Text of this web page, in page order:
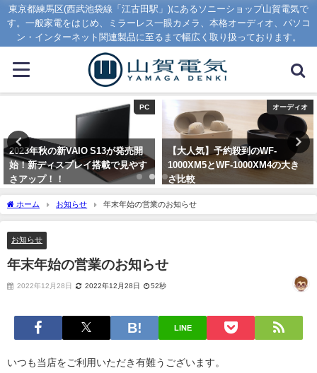
東京都練馬区(西武池袋線「江古田駅」)にあるソニーショップ山賀電気で
す。一般家電をはじめ、ミラーレス一眼カメラ、本格オーディオ、パソコ
ン・インターネット関連製品に至るまで幅広く取り扱っております。
PC
2023年秋の新VAIO S13が発売開
始！新ディスプレイ搭載で見やす
さアップ！！
オーディオ
【大人気】予約殺到のWF-
1000XM5とWF-1000XM4の大き
さ比較
ホーム お知らせ 年末年始の営業のお知らせ
お知らせ
年末年始の営業のお知らせ
2022年12月28日 2022年12月28日 52秒
LINE
いつも当店をご利用いただき有難うございます。